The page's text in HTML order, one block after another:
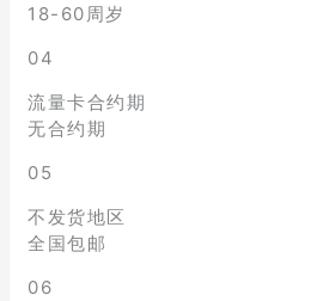
18-60周岁
04
流量卡合约期
无合约期
05
不发货地区
全国包邮
06